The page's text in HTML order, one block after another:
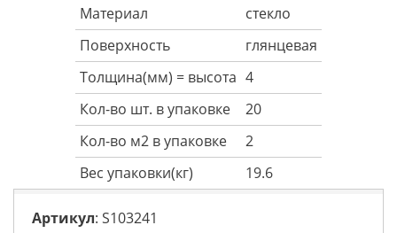
Материал
стекло
Поверхность
глянцевая
Толщина(мм) = высота 4
Кол-во шт. в упаковке
20
Кол-во м2 в упаковке
2
Вес упаковки(кг)
19.6
Артикул: S103241